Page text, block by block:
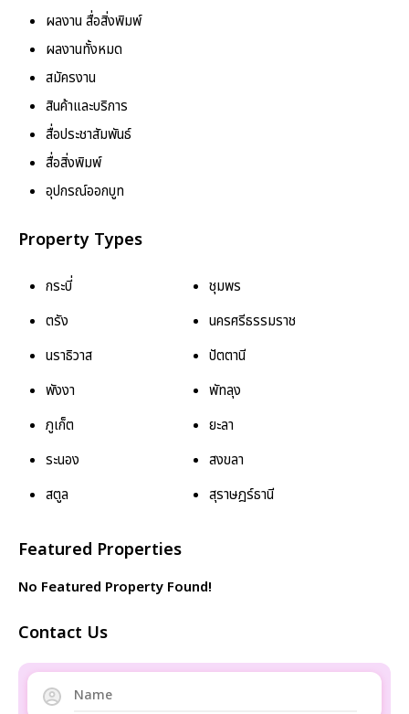
ผลงาน สื่อสิ่งพิมพ์
ผลงานทั้งหมด
สมัครงาน
สินค้าและบริการ
สื่อประชาสัมพันธ์
สื่อสิ่งพิมพ์
อุปกรณ์ออกบูท
Property Types
กระบี่
ชุมพร
ตรัง
นครศรีธรรมราช
นราธิวาส
ปัตตานี
พังงา
พัทลุง
ภูเก็ต
ยะลา
ระนอง
สงขลา
สตูล
สุราษฎร์ธานี
Featured Properties
No Featured Property Found!
Contact Us